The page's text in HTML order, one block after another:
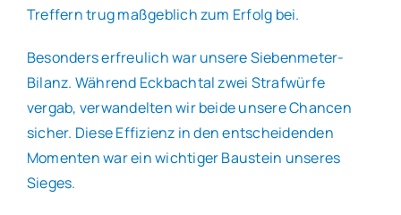
Treffern trug maßgeblich zum Erfolg bei.
Besonders erfreulich war unsere Siebenmeter-
Bilanz. Während Eckbachtal zwei Strafwürfe
vergab, verwandelten wir beide unsere Chancen
sicher. Diese Effizienz in den entscheidenden
Momenten war ein wichtiger Baustein unseres
Sieges.